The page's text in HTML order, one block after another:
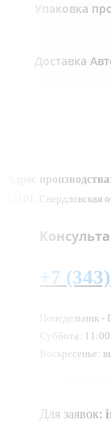
Упаковка
Доставка
Адрес производства:
23101, Свердловская
+7 (343)
Понедельник
Суббота:
Воскресенье:
Для заявок: